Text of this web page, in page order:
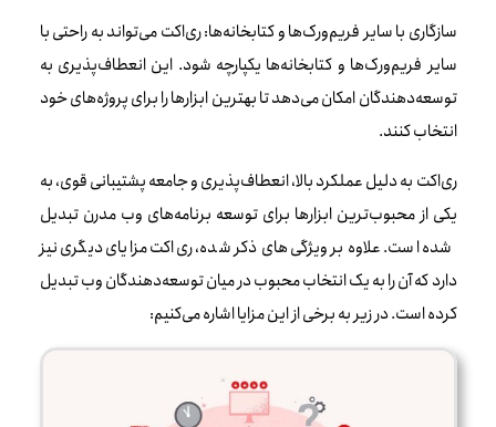
سازگاری با سایر فریم‌ورک‌ها و کتابخانه‌ها: ری‌اکت می‌تواند به راحتی با
سایر فریم‌ورک‌ها و کتابخانه‌ها یکپارچه شود. این انعطاف‌پذیری به
توسعه‌دهندگان امکان می‌دهد تا بهترین ابزارها را برای پروژه‌های خود
انتخاب کنند.
ری‌اکت به دلیل عملکرد بالا، انعطاف‌پذیری و جامعه پشتیبانی قوی، به
یکی از محبوب‌ترین ابزارها برای توسعه برنامه‌های وب مدرن تبدیل
شده است. علاوه بر ویژگی‌های ذکر شده، ری‌اکت مزایای دیگری نیز
دارد که آن را به یک انتخاب محبوب در میان توسعه‌دهندگان وب تبدیل
کرده است. در زیر به برخی از این مزایا اشاره می‌کنیم: